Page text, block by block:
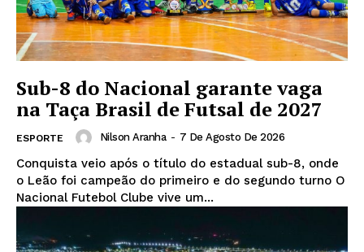
Sub-8 do Nacional garante vaga
na Taça Brasil de Futsal de 2027
ESPORTE Nilson Aranha - 7 De Agosto De 2026
Conquista veio após o título do estadual sub-8, onde
o Leão foi campeão do primeiro e do segundo turno O
Nacional Futebol Clube vive um...